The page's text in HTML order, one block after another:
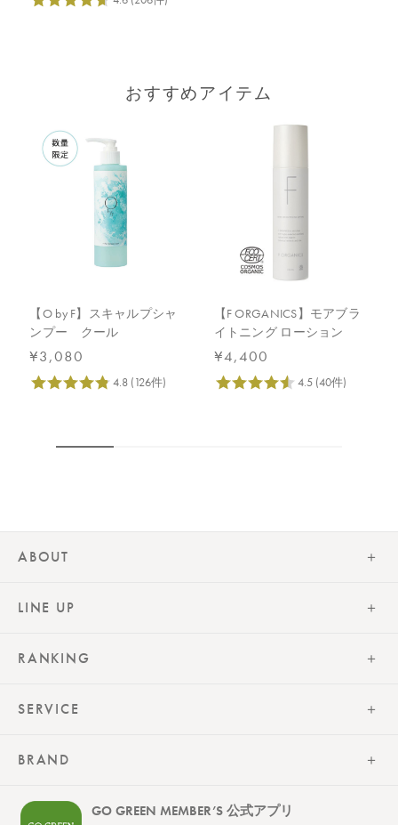
おすすめアイテム
【O by F】スキャルプシャ
ンプー クール
¥3,080
【F ORGANICS】モアブラ
イトニング ローション
¥4,400
ABOUT
LINE UP
RANKING
SERVICE
BRAND
GO GREEN MEMBER’S 公式アプリ